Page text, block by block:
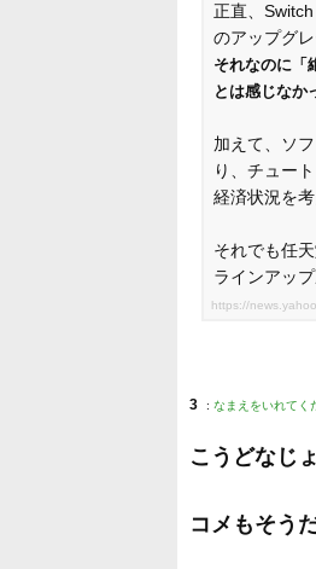
正直、
のアップグ
それなのに「
とは感じなか
加えて、ソ
り、チュー
経済状況を
それでも任
ラインアッ
https://
3 : なまえをいれてく
こうどなじ
コメもそう